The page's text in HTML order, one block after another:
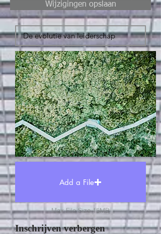
Wijzigingen opslaan
Add a File
Max File Size 15MB
Inschrijven verbergen